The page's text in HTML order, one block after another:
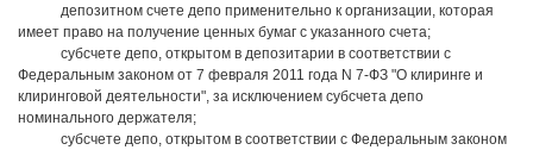
депозитном счете депо применительно к организации, которая
имеет право на получение ценных бумаг с указанного счета;
субсчете депо, открытом в депозитарии в соответствии с
Федеральным законом от 7 февраля 2011 года N 7-ФЗ "О клиринге и
клиринговой деятельности", за исключением субсчета депо
номинального держателя;
субсчете депо, открытом в соответствии с Федеральным законом